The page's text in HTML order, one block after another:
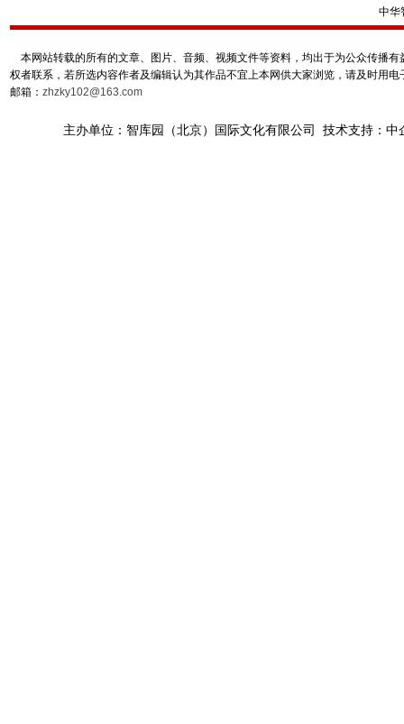
中华
本网站转载的所有的文章、图片、音频、视频文件等资料，均出于为公众传播
权者联系，若所选内容作者及编辑认为其作品不宜上本网供大家浏览，请及时用
邮箱： zhzky102@163.com
主办单位：智库园（北京）国际文化有限公司 技术支持：